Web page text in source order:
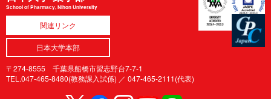
School of Pharmacy, Nihon University
関連リンク
日本大学本部
〒274-8555 千葉県船橋市習志野台7-7-1
TEL.047-465-8480(教務課入試係) ／ 047-465-2111(代表)